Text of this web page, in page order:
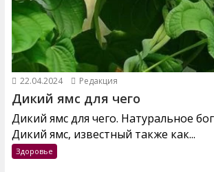
22.04.2024 Редакция
Дикий ямс для чего
Дикий ямс для чего. Натуральное
Дикий ямс, известный также как...
Здоровье